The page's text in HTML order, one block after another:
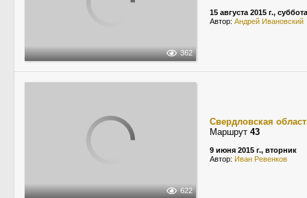
362
15 августа 2015 г., суббота
Автор: Андрей Ивановский
622
Свердловская
Маршрут 43
9 июня 2015 г., вторник
Автор: Иван Ревенков